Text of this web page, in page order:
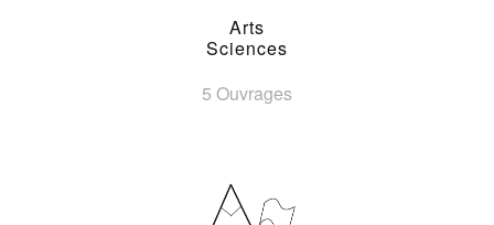
Arts
Sciences
5 Ouvrages